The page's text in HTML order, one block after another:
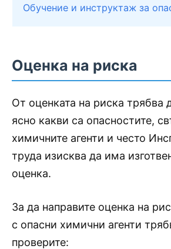
Обучение и инструктаж за
Оценка на риска
От оценката на риска трябва
ясно какви са опасностите,
химичните агенти и често
труда изисква да има
оценка.
За да направите оценка на
с опасни химични агенти
проверите: